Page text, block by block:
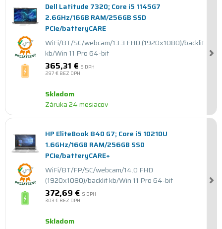
Dell Latitude 7320; Core i5 1145G7
2.6GHz/16GB RAM/256GB SSD
PCIe/batteryCARE
WiFi/BT/SC/webcam/13.3 FHD (1920x1080)/backlit
kb/Win 11 Pro 64-bit
365,31 € S DPH
297 € BEZ DPH
Skladom
Záruka 24 mesiacov
HP EliteBook 840 G7; Core i5 10210U
1.6GHz/16GB RAM/256GB SSD
PCIe/batteryCARE+
WiFi/BT/FP/SC/webcam/14.0 FHD
(1920x1080)/backlit kb/Win 11 Pro 64-bit
372,69 € S DPH
303 € BEZ DPH
Skladom